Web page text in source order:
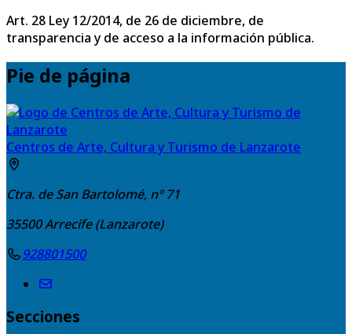
Art. 28 Ley 12/2014, de 26 de diciembre, de
transparencia y de acceso a la información pública.
Pie de página
Centros de Arte, Cultura y Turismo de Lanzarote
Ctra. de San Bartolomé, nº 71
35500Arrecife (Lanzarote)
928801500
Secciones